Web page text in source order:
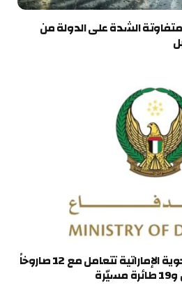
متفاوتة الشدة على الدولة من
وزارة الدفاع: الدفاعات الجوية الإماراتية تتعامل مع 12 صاروخاً